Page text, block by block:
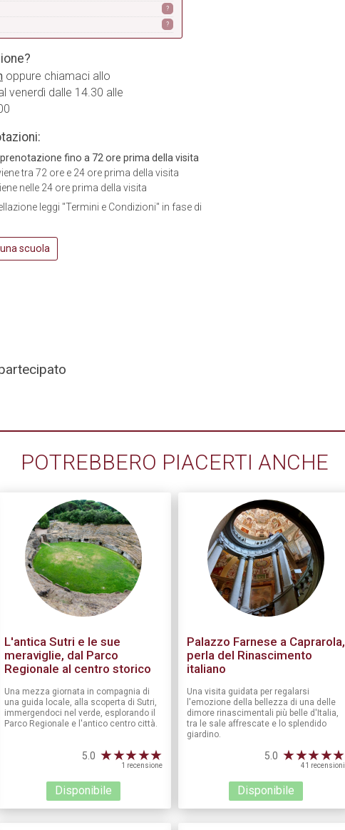
?
?
oppure chiamaci allo
venerdì dalle 14.30 alle
fino a 72 ore prima della visita
tra 72 ore e 24 ore prima della visita
nelle 24 ore prima della visita
leggi "Termini e Condizioni" in fase di
scuola
POTREBBERO PIACERTI ANCHE
L'antica Sutri e le sue
meraviglie, dal Parco
Regionale al centro storico
Una mezza giornata in compagnia di
una guida locale, alla scoperta di Sutri,
immergendoci nel verde, esplorando il
Parco Regionale e l'antico centro città.
5.0 ★★★★★
1 recensione
Disponibile
Palazzo Farnese a Caprarola,
perla del Rinascimento
italiano
Una visita guidata per regalarsi
l'emozione della bellezza di una delle
dimore rinascimentali più belle d'Italia,
tra le sale affrescate e lo splendido
giardino.
5.0 ★★★★★
41 recensioni
Disponibile